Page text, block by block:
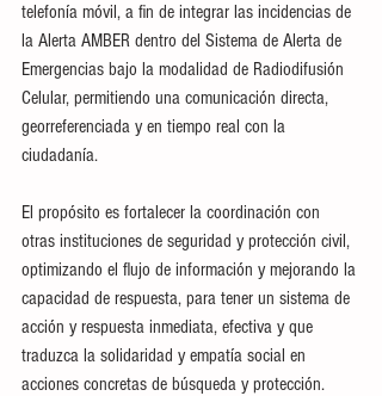
telefonía móvil, a fin de integrar las incidencias de
la Alerta AMBER dentro del Sistema de Alerta de
Emergencias bajo la modalidad de Radiodifusión
Celular, permitiendo una comunicación directa,
georreferenciada y en tiempo real con la
ciudadanía.
El propósito es fortalecer la coordinación con
otras instituciones de seguridad y protección civil,
optimizando el flujo de información y mejorando la
capacidad de respuesta, para tener un sistema de
acción y respuesta inmediata, efectiva y que
traduzca la solidaridad y empatía social en
acciones concretas de búsqueda y protección.